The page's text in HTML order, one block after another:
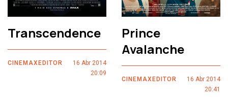
Transcendence
CINEMAXEDITOR
16 Abr 2014
20:09
Prince
Avalanche
CINEMAXEDITOR
16 Abr 2014
20:41